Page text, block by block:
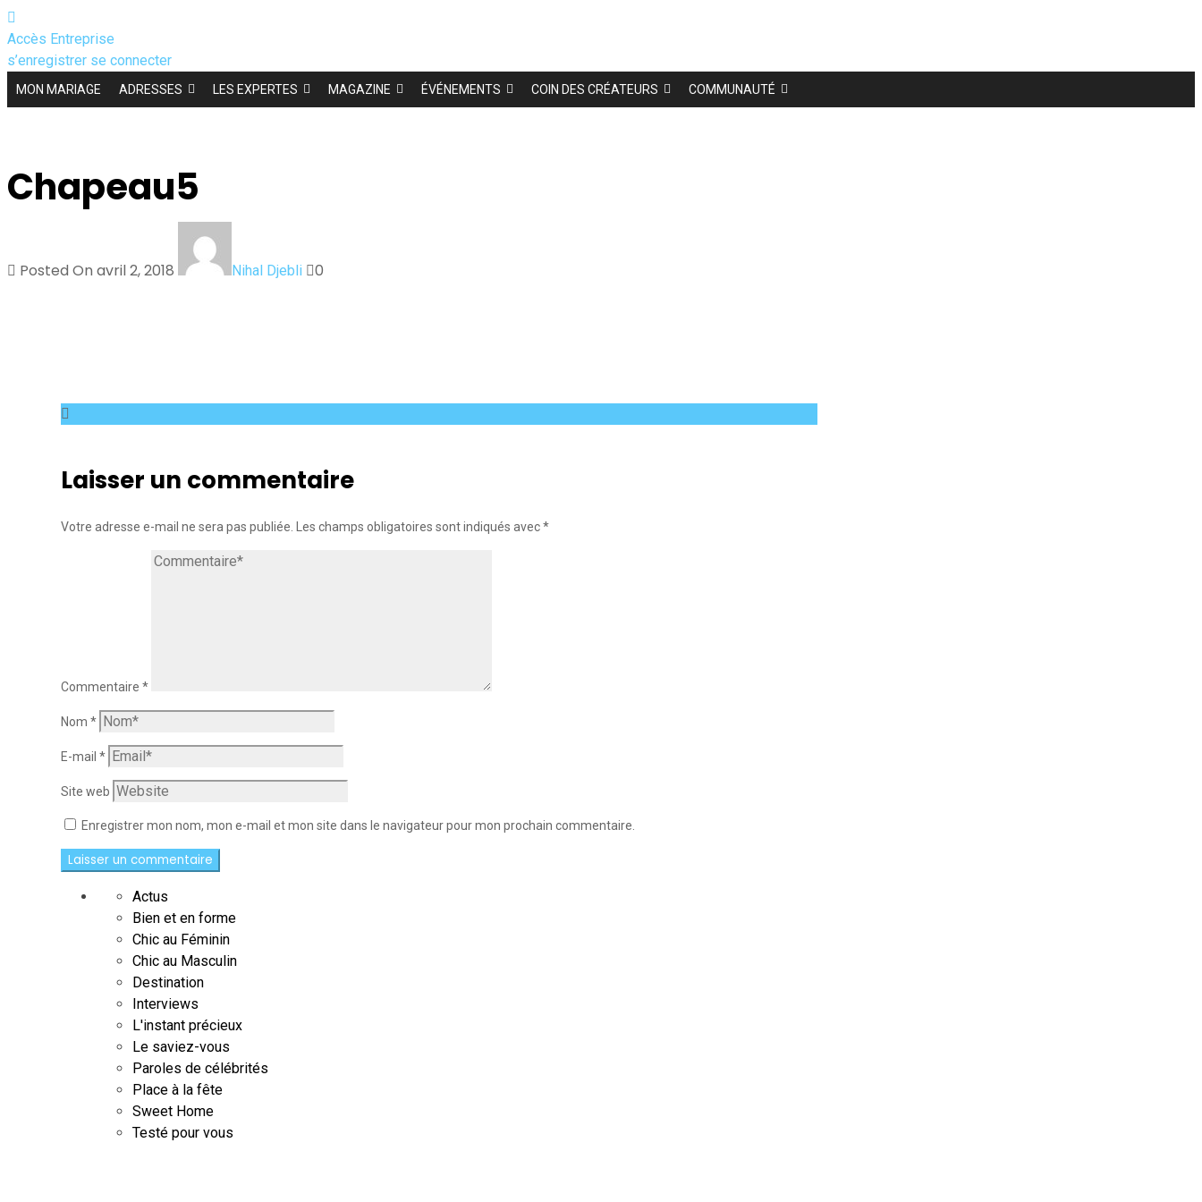
Accès Entreprise
s’enregistrer se connecter
MON MARIAGE ADRESSES LES EXPERTES MAGAZINE ÉVÉNEMENTS COIN DES CRÉATEURS COMMUNAUTÉ
Chapeau5
Posted On avril 2, 2018 Nihal Djebli 0
Laisser un commentaire
Votre adresse e-mail ne sera pas publiée. Les champs obligatoires sont indiqués avec*
Commentaire *
Nom *
E-mail *
Site web
Enregistrer mon nom, mon e-mail et mon site dans le navigateur pour mon prochain commentaire.
Actus
Bien et en forme
Chic au Féminin
Chic au Masculin
Destination
Interviews
L'instant précieux
Le saviez-vous
Paroles de célébrités
Place à la fête
Sweet Home
Testé pour vous